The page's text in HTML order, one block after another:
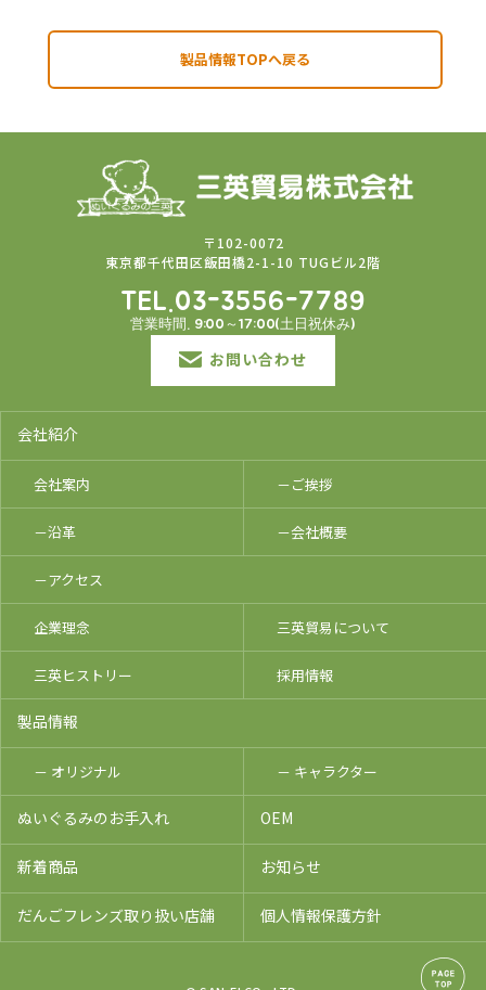
製品情報TOPへ戻る
〒102-0072
東京都千代田区飯田橋2-1-10 TUGビル2階
TEL.03-3556-7789
営業時間. 9:00～17:00(土日祝休み)
お問い合わせ
会社紹介
会社案内 －ご挨拶
－沿革 －会社概要
－アクセス
企業理念 三英貿易について
三英ヒストリー 採用情報
製品情報
－ オリジナル － キャラクター
ぬいぐるみのお手入れ OEM
新着商品 お知らせ
だんごフレンズ取り扱い店舗 個人情報保護方針